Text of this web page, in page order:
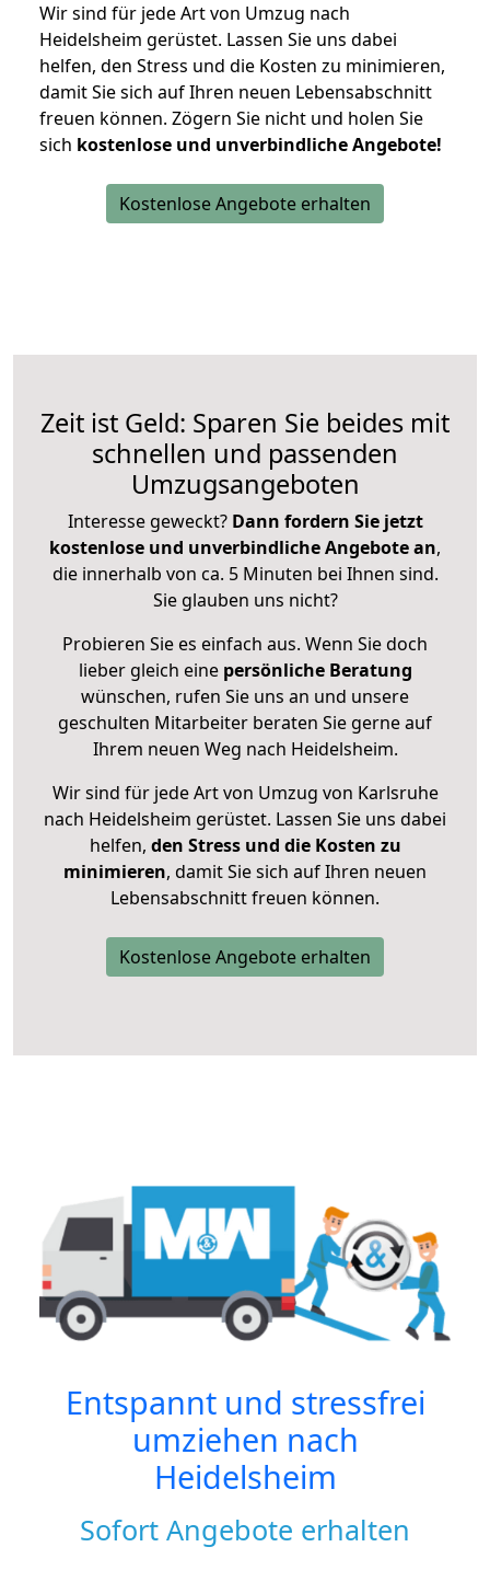
Wir sind für jede Art von Umzug nach
Heidelsheim gerüstet. Lassen Sie uns dabei
helfen, den Stress und die Kosten zu minimieren,
damit Sie sich auf Ihren neuen Lebensabschnitt
freuen können. Zögern Sie nicht und holen Sie
sich kostenlose und unverbindliche Angebote!
Kostenlose Angebote erhalten
Zeit ist Geld: Sparen Sie beides mit
schnellen und passenden
Umzugsangeboten
Interesse geweckt? Dann fordern Sie jetzt
kostenlose und unverbindliche Angebote an,
die innerhalb von ca. 5 Minuten bei Ihnen sind.
Sie glauben uns nicht?
Probieren Sie es einfach aus. Wenn Sie doch
lieber gleich eine persönliche Beratung
wünschen, rufen Sie uns an und unsere
geschulten Mitarbeiter beraten Sie gerne auf
Ihrem neuen Weg nach Heidelsheim.
Wir sind für jede Art von Umzug von Karlsruhe
nach Heidelsheim gerüstet. Lassen Sie uns dabei
helfen, den Stress und die Kosten zu
minimieren, damit Sie sich auf Ihren neuen
Lebensabschnitt freuen können.
Kostenlose Angebote erhalten
Entspannt und stressfrei
umziehen nach
Heidelsheim
Sofort Angebote erhalten